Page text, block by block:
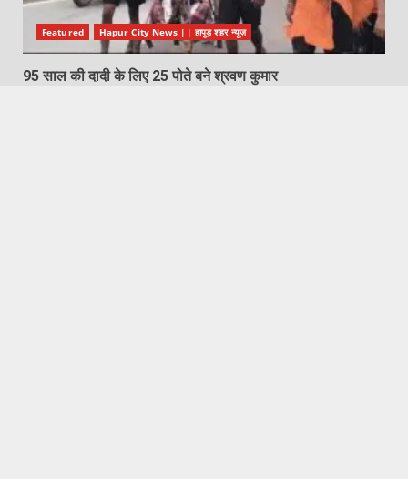
Featured Hapur City News || हापुड़ शहर न्यूज़
95 साल की दादी के लिए 25 पोते बने श्रवण कुमार